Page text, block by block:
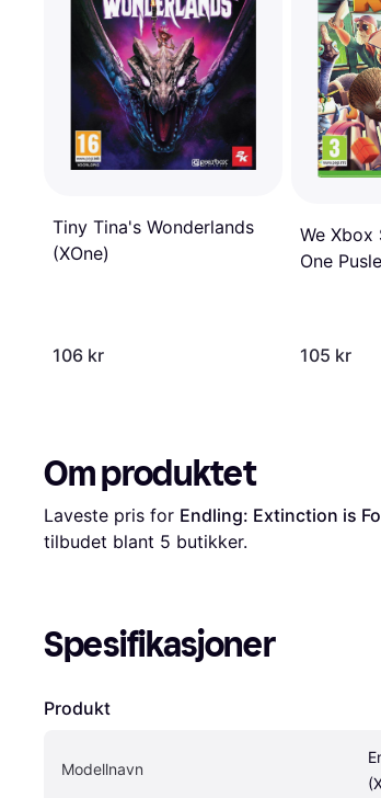
Tiny Tina's Wonderlands
(XOne)
106 kr
We Xbox
One
105 kr
Om produktet
Laveste pris for Endling: Extinction is
tilbudet blant 5 butikker.
Spesifikasjoner
Produkt
Modellnavn